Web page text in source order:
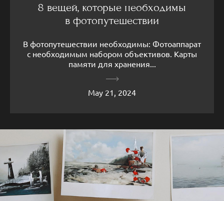
8 вещей, которые необходимы
в фотопутешествии
В фотопутешествии необходимы: Фотоаппарат
с необходимым набором объективов. Карты
памяти для хранения...
May 21, 2024